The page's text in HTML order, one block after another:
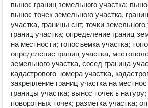
вынос границ земельного участка;
вынос точек земельного участка,
участка, границы снт, точки земельного
границ участка; определение границ
на местности; топосъемка участка;
определение границ участка,
земельного участка, сосед граница
кадастрового номера участка,
закрепление границ участка на
границы участка; вынос точек в
поворотных точек; разметка участка;